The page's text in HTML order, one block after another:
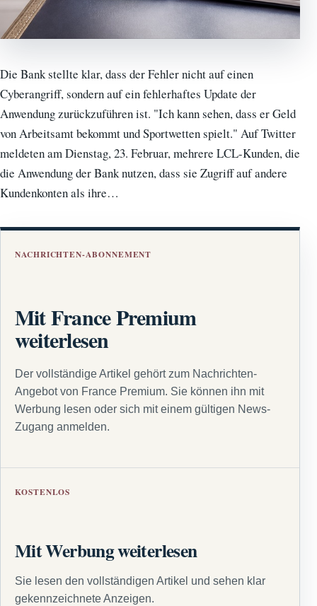
Die Bank stellte klar, dass der Fehler nicht auf einen
Cyberangriff, sondern auf ein fehlerhaftes Update der
Anwendung zurückzuführen ist. "Ich kann sehen, dass er Geld
von Arbeitsamt bekommt und Sportwetten spielt." Auf Twitter
meldeten am Dienstag, 23. Februar, mehrere LCL-Kunden, die
die Anwendung der Bank nutzen, dass sie Zugriff auf andere
Kundenkonten als ihre…
NACHRICHTEN-ABONNEMENT
Mit France Premium
weiterlesen
Der vollständige Artikel gehört zum Nachrichten-
Angebot von France Premium. Sie können ihn mit
Werbung lesen oder sich mit einem gültigen News-
Zugang anmelden.
KOSTENLOS
Mit Werbung weiterlesen
Sie lesen den vollständigen Artikel und sehen klar
gekennzeichnete Anzeigen.